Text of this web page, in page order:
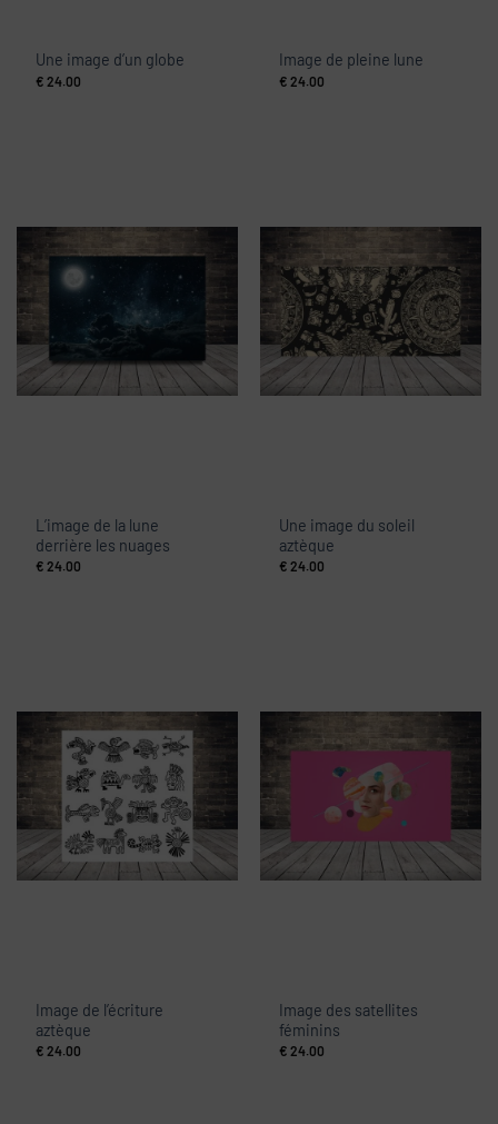
Une image d’un globe
€ 24.00
Image de pleine lune
€ 24.00
L’image de la lune
derrière les nuages
€ 24.00
Une image du soleil
aztèque
€ 24.00
Image de l’écriture
aztèque
€ 24.00
Image des satellites
féminins
€ 24.00